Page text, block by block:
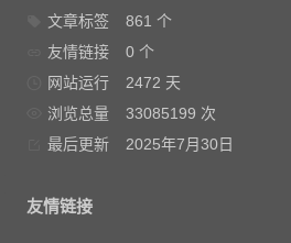
文章标签
861 个
友情链接
0 个
网站运行
2472 天
浏览总量
33085199 次
最后更新
2025年7月30日
友情链接